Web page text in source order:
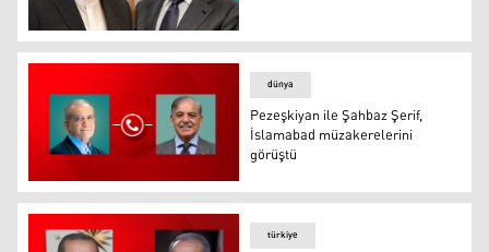
Neçirvan Barzani ve Abbas Arakçi telefonda konuştu
Pezeşkiyan ile Şahbaz Şerif, İslamabad müzakerelerini
dünya
Pezeşkiyan ile Şahbaz Şerif,
İslamabad müzakerelerini
görüştü
türkiye